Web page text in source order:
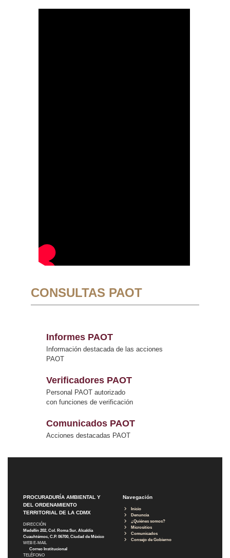
CONSULTAS PAOT
Informes PAOT
Información destacada de las acciones
PAOT
Verificadores PAOT
Personal PAOT autorizado
con funciones de verificación
Comunicados PAOT
Acciones destacadas PAOT
PROCURADURÍA AMBIENTAL Y
DEL ORDENAMIENTO
TERRITORIAL DE LA CDMX
DIRECCIÓN
Medellín 202, Col. Roma Sur, Alcaldía
Cuauhtémoc, C.P. 06700, Ciudad de México
WEB E-MAIL
Correo Institucional
TELÉFONO
Navegación
Inicio
Denuncia
¿Quiénes somos?
Micrositios
Comunicados
Consejo de Gobierno